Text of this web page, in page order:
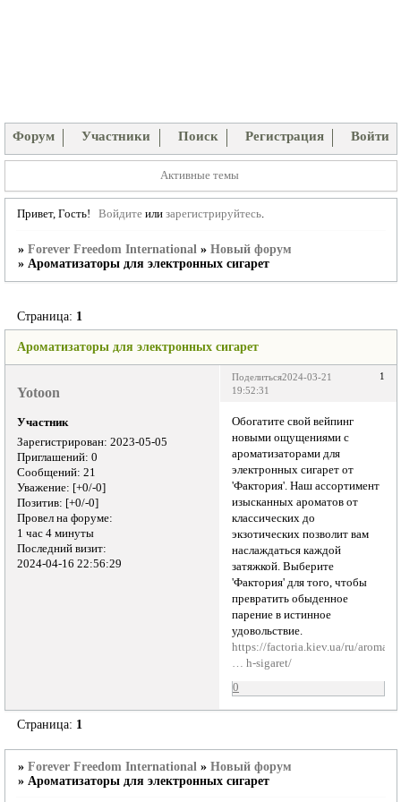
Форум Участники Поиск Регистрация Войти
Активные темы
Привет, Гость! Войдитеили зарегистрируйтесь.
» Forever Freedom International » Новый форум
» Ароматизаторы для электронных сигарет
Ароматизаторы для электронных сигарет
Страница: 1
Поделиться 1
2024-03-21
19:52:31
Yotoon
Участник
Зарегистрирован: 2023-05-05
Приглашений: 0
Сообщений: 21
Уважение: [+0/-0]
Позитив: [+0/-0]
Провел на форуме:
1 час 4 минуты
Последний визит:
2024-04-16 22:56:29
Обогатите свой вейпинг
новыми ощущениями с
ароматизаторами для
электронных сигарет от
'Фактория'. Наш ассортимент
изысканных ароматов от
классических до
экзотических позволит вам
наслаждаться каждой
затяжкой. Выберите
'Фактория' для того, чтобы
превратить обыденное
парение в истинное
удовольствие.
https://factoria.kiev.ua/ru/
… h-sigaret/
0
Страница: 1
» Forever Freedom International » Новый форум
» Ароматизаторы для электронных сигарет